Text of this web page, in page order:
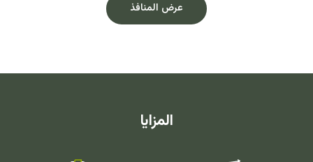
عرض المنافذ
المزايا